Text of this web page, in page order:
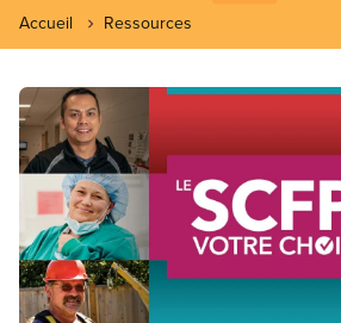
Accueil Ressources
Image